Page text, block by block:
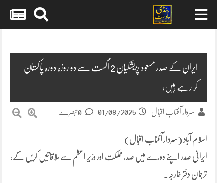
ایران کے صدر مسعود پزیشکیان 2 اگست سے دو روزہ دورہ پاکستان
کر رہے ہیں،
سردار آفتاب اقبال 01/08/2025
اسلام آباد (سردار آفتاب اقبال)
ایرانی صدر اپنے دورے میں صدر مملکت اور وزیر اعظم سے ملاقاتیں کریں گے،
ترجمان دفتر خارجہ۔